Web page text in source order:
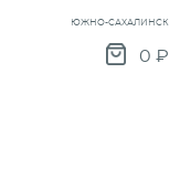
ЮЖНО-САХАЛИНСК
0 ₽